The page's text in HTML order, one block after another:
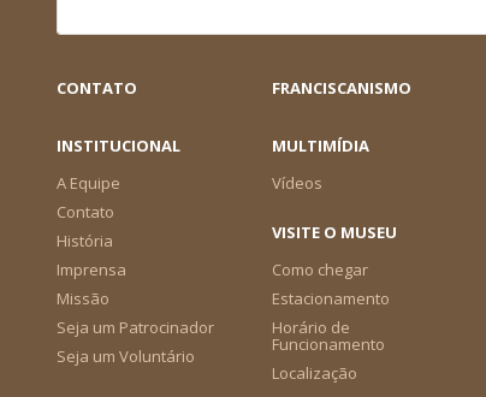
CONTATO FRANCISCANISMO
INSTITUCIONAL
A Equipe
Contato
História
Imprensa
Missão
Seja um Patrocinador
Seja um Voluntário
MULTIMÍDIA
Vídeos
VISITE O MUSEU
Como chegar
Estacionamento
Horário de
Funcionamento
Localização